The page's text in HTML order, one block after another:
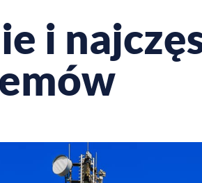
i